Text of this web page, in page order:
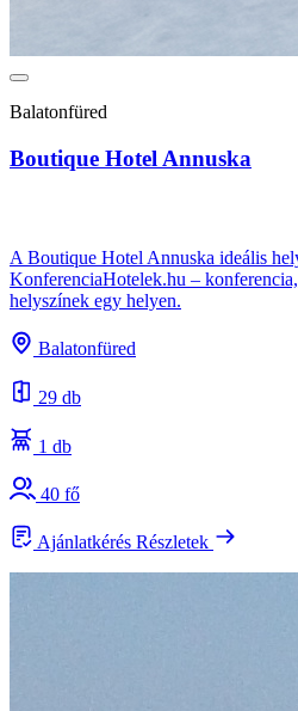
Balatonfüred
Boutique Hotel Annuska
A Boutique Hotel Annuska ideális
KonferenciaHotelek.hu –
helyszínek egy helyen.
Balatonfüred
29 db
1 db
40 fő
Ajánlatkérés Részletek